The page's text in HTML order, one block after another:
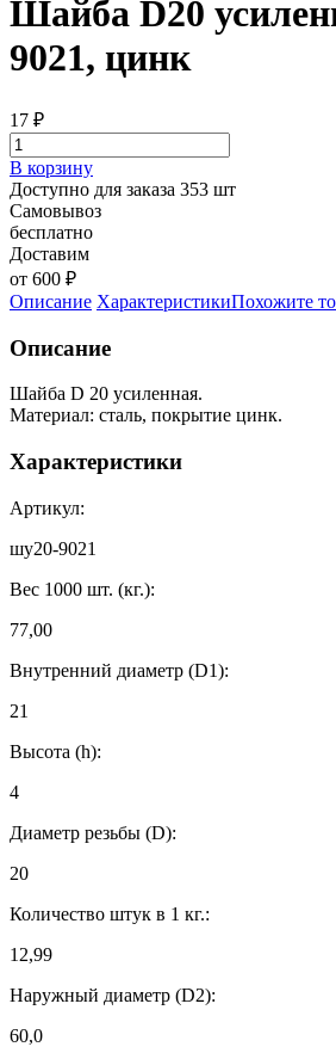
Шайба D20
9021, цинк
17 ₽
В корзину
Доступно для заказа 353 шт
Самовывоз
бесплатно
Доставим
от 600 ₽
Описание ХарактеристикиПохожите
Описание
Шайба D 20 усиленная.
Материал: сталь, покрытие цинк.
Характеристики
Артикул:
шу20-9021
Вес 1000 шт. (кг.):
77,00
Внутренний диаметр (D1):
21
Высота (h):
4
Диаметр резьбы (D):
20
Количество штук в 1 кг.:
12,99
Наружный диаметр (D2):
60,0